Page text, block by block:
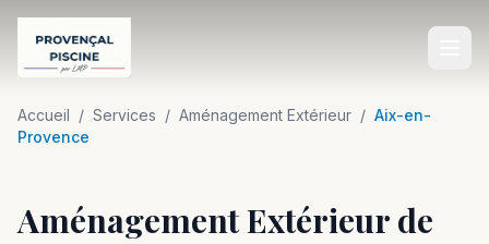
Accueil
Construction de Piscine
Accueil / Services / Aménagement Extérieur / Aix-en-
Provence
Aménagement Extérieur de